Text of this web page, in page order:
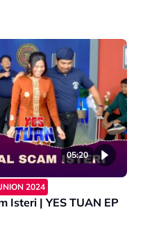
05:20
2024
Isteri | YES TUAN EP